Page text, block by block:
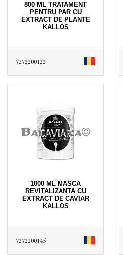
800 ML TRATAMENT
PENTRU PAR CU
EXTRACT DE PLANTE
KALLOS
7272200122
1000 ML MASCA
REVITALIZANTA CU
EXTRACT DE CAVIAR
KALLOS
7272200145